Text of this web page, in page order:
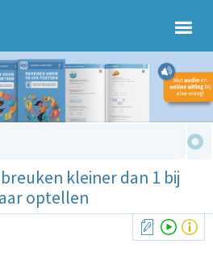
kleiner dan 1 bij
optellen